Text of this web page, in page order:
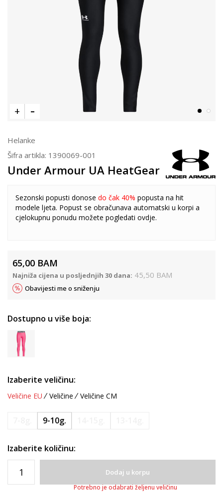
Helanke
Šifra artikla: 1390069-001
Under Armour UA HeatGear
Sezonski popusti donose do čak 40% popusta na hit
modele ljeta. Popust se obračunava automatski u korpi a
cjelokupnu ponudu možete pogledati ovdje.
65,00 BAM
Najniža cijena u posljednjih 30 dana: 45,50 BAM
Obavijesti me o sniženju
Dostupno u više boja:
Izaberite veličinu:
Veličine EU Veličine Veličine CM
9-10g.
Izaberite količinu:
Dodaj u korpu
Potrebno je odabrati željenu veličinu